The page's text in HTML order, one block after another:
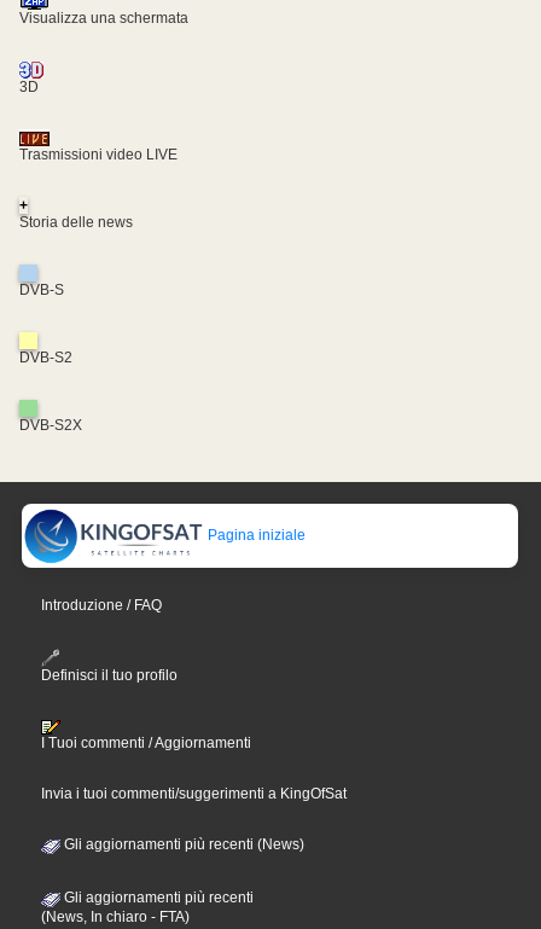
Visualizza una schermata
3D
Trasmissioni video LIVE
+
Storia delle news
DVB-S
DVB-S2
DVB-S2X
Pagina iniziale
Introduzione / FAQ
Definisci il tuo profilo
I Tuoi commenti / Aggiornamenti
Invia i tuoi commenti/suggerimenti a KingOfSat
Gli aggiornamenti più recenti (News)
Gli aggiornamenti più recenti
(News, In chiaro - FTA)